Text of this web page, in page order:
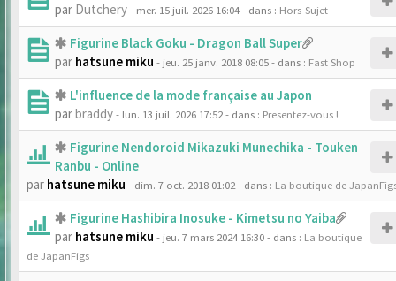
par Dutchery- mer. 15 juil. 2026 16:04- dans : Hors-Sujet
Figurine Black Goku - Dragon Ball Super
par hatsune miku - jeu. 25 janv. 2018 08:05- dans : Fast Shop
L'influence de la mode française au Japon
parbraddy- lun. 13 juil. 2026 17:52- dans : Presentez-vous !
Figurine Nendoroid Mikazuki Munechika - Touken
Ranbu - Online
par hatsune miku - dim. 7 oct. 2018 01:02- dans : La boutique de
Figurine Hashibira Inosuke - Kimetsu no Yaiba
par hatsune miku - jeu. 7 mars 2024 16:30- dans : La boutique
de JapanFigs